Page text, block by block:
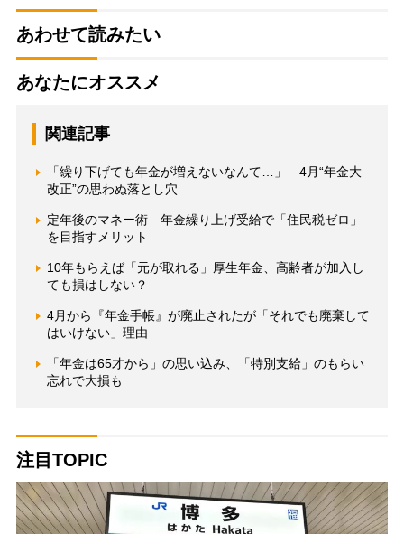
あわせて読みたい
あなたにオススメ
関連記事
「繰り下げても年金が増えないなんて…」 4月“年金大
改正”の思わぬ落とし穴
定年後のマネー術 年金繰り上げ受給で「住民税ゼロ」
を目指すメリット
10年もらえば「元が取れる」厚生年金、高齢者が加入し
ても損はしない？
4月から『年金手帳』が廃止されたが「それでも廃棄して
はいけない」理由
「年金は65才から」の思い込み、「特別支給」のもらい
忘れで大損も
注目TOPIC